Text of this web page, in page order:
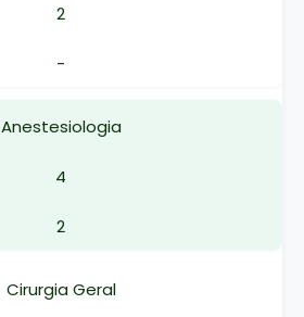
2
-
Anestesiologia
4
2
Cirurgia Geral